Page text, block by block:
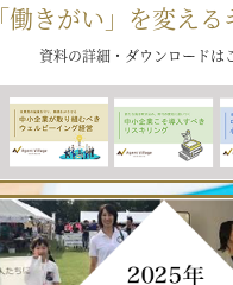
「働きがい」を変え
資料の詳細・ダウンロードは